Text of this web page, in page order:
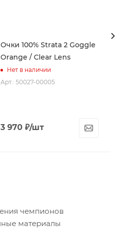
Очки 100% Strata 2 Goggle
Orange / Clear Lens
Нет в наличии
Арт.: 50027-00005
3 970 ₽/шт
чемпионов
материалы